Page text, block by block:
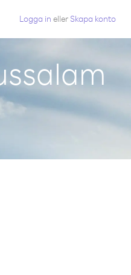
Logga in eller Skapa konto